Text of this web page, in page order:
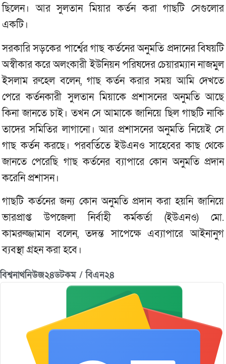
ছিলেন। আর সুলতান মিয়ার কর্তন করা গাছটি সেগুলোর
একটি।
সরকারি সড়কের পার্শ্বের গাছ কর্তনের অনুমতি প্রদানের বিষয়টি
অস্বীকার করে অলংকারী ইউনিয়ন পরিষদের চেয়ারম্যান নাজমুল
ইসলাম রুহেল বলেন, গাছ কর্তন করার সময় আমি দেখতে
পেরে কর্তনকারী সুলতান মিয়াকে প্রশাসনের অনুমতি আছে
কিনা জানতে চাই। তখন সে আমাকে জানিয়ে ছিল গাছটি নাকি
তাদের সমিতির লাগানো। আর প্রশাসনের অনুমতি নিয়েই সে
গাছ কর্তন করছে। পরবর্তিতে ইউএনও সাহেবের কাছ থেকে
জানতে পেরেছি গাছ কর্তনের ব্যাপারে কোন অনুমতি প্রদান
করেনি প্রশাসন।
গাছটি কর্তনের জন্য কোন অনুমতি প্রদান করা হয়নি জানিয়ে
ভারপ্রাপ্ত উপজেলা নির্বাহী কর্মকর্তা (ইউএনও) মো.
কামরুজ্জামান বলেন, তদন্ত সাপেক্ষে এব্যাপারে আইনানুগ
ব্যবস্থা গ্রহন করা হবে।
বিশ্বনাথনিউজ২৪ডটকম / বিএন২৪